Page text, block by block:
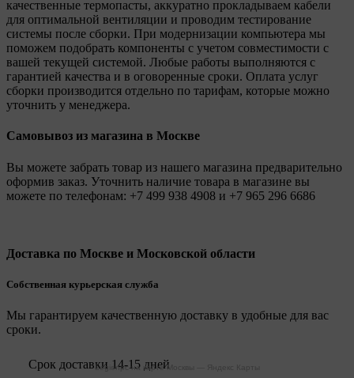
качественные термопасты, аккуратно прокладываем кабели
для оптимальной вентиляции и проводим тестирование
системы после сборки. При модернизации компьютера мы
поможем подобрать компоненты с учетом совместимости с
вашей текущей системой. Любые работы выполняются с
гарантией качества и в оговоренные сроки. Оплата услуг
сборки производится отдельно по тарифам, которые можно
уточнить у менеджера.
Самовывоз из магазина в Москве
Вы можете забрать товар из нашего магазина предварительно
оформив заказ. Уточнить наличие товара в магазине вы
можете по телефонам: +7 499 938 4908 и +7 965 296 6686
Доставка по Москве и Московской области
Собственная курьерская служба
Мы гарантируем качественную доставку в удобные для вас
сроки.
Срок доставки 14-15 дней
Legionpc на карте Москвы — Яндекс Карты